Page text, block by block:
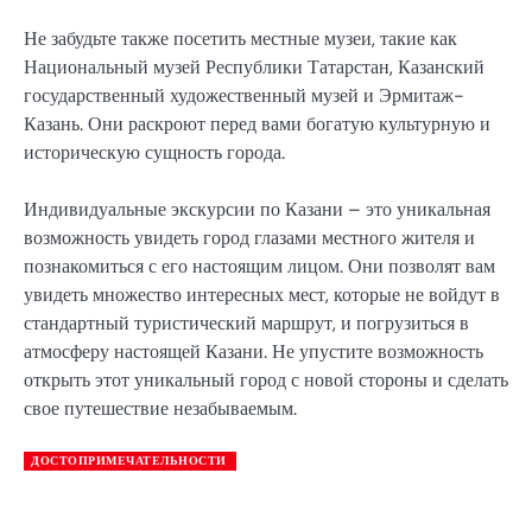
Не забудьте также посетить местные музеи, такие как
Национальный музей Республики Татарстан, Казанский
государственный художественный музей и Эрмитаж-
Казань. Они раскроют перед вами богатую культурную и
историческую сущность города.
Индивидуальные экскурсии по Казани – это уникальная
возможность увидеть город глазами местного жителя и
познакомиться с его настоящим лицом. Они позволят вам
увидеть множество интересных мест, которые не войдут в
стандартный туристический маршрут, и погрузиться в
атмосферу настоящей Казани. Не упустите возможность
открыть этот уникальный город с новой стороны и сделать
свое путешествие незабываемым.
ДОСТОПРИМЕЧАТЕЛЬНОСТИ